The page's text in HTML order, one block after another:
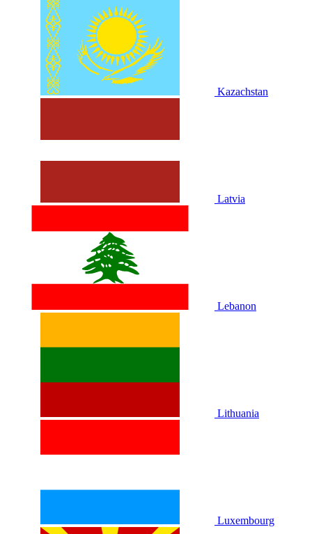
Kazachstan
Latvia
Lebanon
Lithuania
Luxembourg